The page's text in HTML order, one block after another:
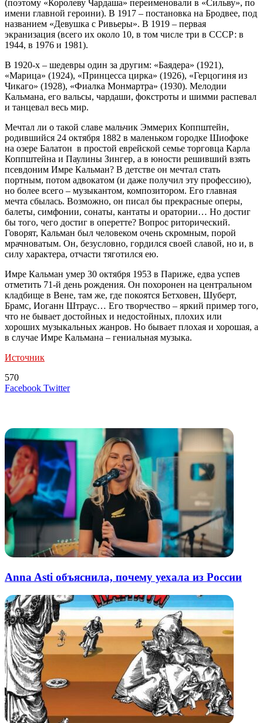
(поэтому «Королеву Чардаша» переименовали в «Сильву», по
имени главной героини). В 1917 – постановка на Бродвее, под
названием «Девушка с Ривьеры». В 1919 – первая
экранизация (всего их около 10, в том числе три в СССР: в
1944, в 1976 и 1981).
В 1920-х – шедевры один за другим: «Баядера» (1921),
«Марица» (1924), «Принцесса цирка» (1926), «Герцогиня из
Чикаго» (1928), «Фиалка Монмартра» (1930). Мелодии
Кальмана, его вальсы, чардаши, фокстроты и шимми распевал
и танцевал весь мир.
Мечтал ли о такой славе мальчик Эммерих Коппштейн,
родившийся 24 октября 1882 в маленьком городке Шиофоке
на озере Балатон в простой еврейской семье торговца Карла
Коппштейна и Паулины Зингер, а в юности решивший взять
псевдоним Имре Кальман? В детстве он мечтал стать
портным, потом адвокатом (и даже получил эту профессию),
но более всего – музыкантом, композитором. Его главная
мечта сбылась. Возможно, он писал бы прекрасные оперы,
балеты, симфонии, сонаты, кантаты и оратории… Но достиг
бы того, чего достиг в оперетте? Вопрос риторический.
Говорят, Кальман был человеком очень скромным, порой
мрачноватым. Он, безусловно, гордился своей славой, но и, в
силу характера, отчасти тяготился ею.
Имре Кальман умер 30 октября 1953 в Париже, едва успев
отметить 71-й день рождения. Он похоронен на центральном
кладбище в Вене, там же, где покоятся Бетховен, Шуберт,
Брамс, Иоганн Штраус… Его творчество – яркий пример того,
что не бывает достойных и недостойных, плохих или
хороших музыкальных жанров. Но бывает плохая и хорошая, а
в случае Имре Кальмана – гениальная музыка.
Источник
570
Facebook TwitterLinkedIn
Tumblr
Reddit
Вконтакте
Одноклассники
Skype
Messenger
Messenger
WhatsApp
Telegram
Viber
Line
Поделиться
Печатать
Anna Asti объяснила, почему уехала из России